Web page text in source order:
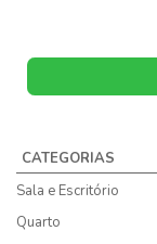
CATEGORIAS
Sala e Escritório
Quarto